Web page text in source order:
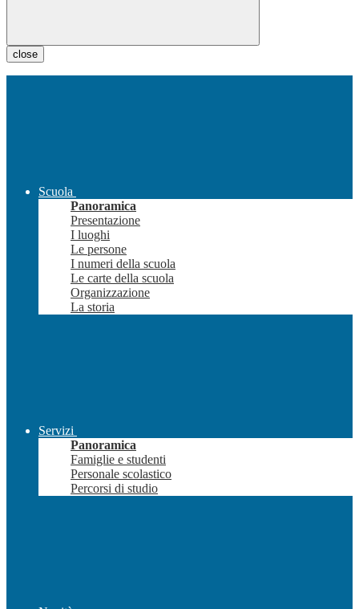
close
Scuola
Panoramica
Presentazione
I luoghi
Le persone
I numeri della scuola
Le carte della scuola
Organizzazione
La storia
Servizi
Panoramica
Famiglie e studenti
Personale scolastico
Percorsi di studio